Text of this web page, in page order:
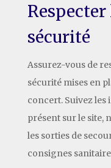
sécurité
Assurez-vous de
sécurité mises en
concert. Suivez
présent sur le site,
les sorties de
consignes